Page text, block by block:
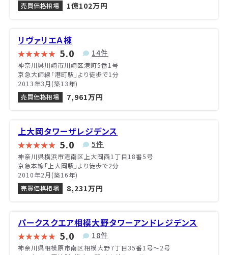
売買価格相場
1億102万円
リヴァリエＡ棟
5.0 14件
神奈川県川崎市川崎区港町5番1号
京急大師線「港町駅」より徒歩で1分
2013年3月(築13年)
売買価格相場
7,961万円
上大岡タワーザレジデンス
5.0 5件
神奈川県横浜市港南区上大岡西1丁目18番5号
京急本線「上大岡駅」より徒歩で2分
2010年2月(築16年)
売買価格相場
8,231万円
パークスクエア相模大野タワーアンドレジデンス
5.0 18件
神奈川県相模原市南区相模大野7丁目35番1号〜2号